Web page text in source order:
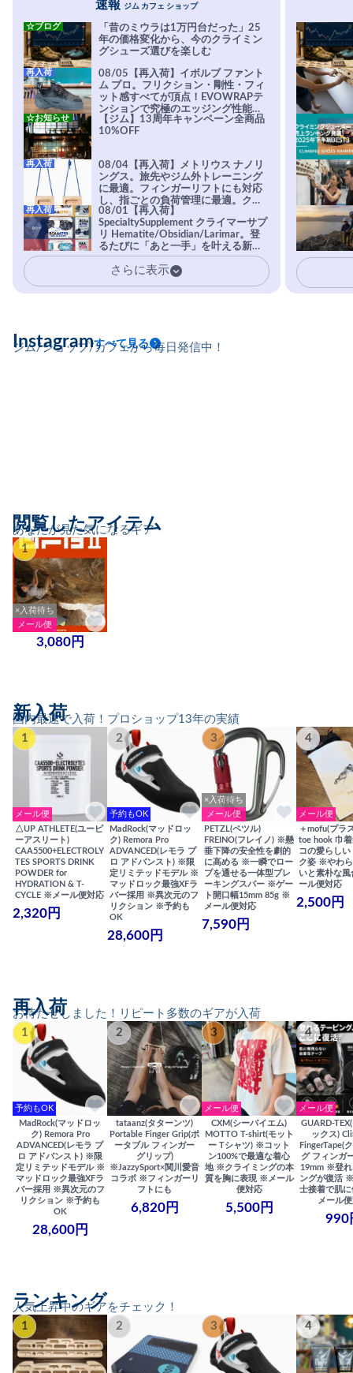
速報 ジム カフェ ショップ
「昔のミウラは1万円台だった」25
年の価格変化から、今のクライミン
グシューズ選びを楽しむ
☆ブログ
08/05【再入荷】イボルブ ファント
ム プロ。フリクション・剛性・フィ
ット感すべてが頂点！EVOWRAPテ
ンションで究極のエッジング性能を
実現。進化系ラバーEvo-74はTRAX
を凌駕する粘着力で極小ホールドに
再入荷
【ジム】13周年キャンペーン全商品
10%OFF
☆お知らせ
08/04【再入荷】メトリウス ナノリ
ングス。旅先やジム外トレーニング
に最適。フィンガーリフトにも対応
し、指ごとの負荷管理に最適。クラ
イマーの指を本気で鍛えるギア。
再入荷
08/01【再入荷】
SpecialtySupplement クライマーサプ
リ Hematite/Obsidian/Larimar。登
るたびに「あと一手」を叶える新習
慣。高強度・高頻度のトレーニング
に耐えられる体を目指すクライマー
に、圧倒的支持を受ける専用設計サ
プリ。
再入荷
さらに表示
ジム/ショップ/カフェから毎日発信中！
Instagramすべて見る
あなたが見た気になるギア
閲覧したアイテム
1
×入荷待ち
メール便
3,080円
国内最速で入荷！プロショップ13年の実績
新入荷
1
メール便
△UP ATHLETE(ユーピ
ーアスリート)
CAA5500+ELECTROLY
TES SPORTS DRINK
POWDER for
HYDRATION & T-
CYCLE ※メール便対応
2,320円
2
予約もOK
MadRock(マッドロッ
ク) Remora Pro
ADVANCED(レモラ プ
ロ アドバンスト) ※限
定リミテッドモデル ※
マッドロック最強XFラ
バー採用 ※異次元のフ
リクション ※予約も
OK
28,600円
3
×入荷待ち
メール便
PETZL(ペツル)
FREINO(フレイノ) ※懸
垂下降の安全性を劇的
に高める ※一瞬でロー
プを通せる一体型ブレ
ーキングスパー ※ゲー
ト開口幅15mm 85g ※
メール便対応
7,590円
4
メール便
＋mofu(プラ
toe hook 巾
コの愛らしい
ク姿 ※やわ
いと素朴な
ール便対応
2,500円
お待たせしました！リピート多数のギアが入荷
再入荷
1
予約もOK
MadRock(マッドロッ
ク) Remora Pro
ADVANCED(レモラ プ
ロ アドバンスト) ※限
定リミテッドモデル ※
マッドロック最強XFラ
バー採用 ※異次元のフ
リクション ※予約も
OK
28,600円
2
tataanz(タターンツ)
Portable Finger Grip(ポ
ータブル フィンガー
グリップ)
※JazzySport×関川愛音
コラボ ※フィンガーリ
フトにも
6,820円
3
メール便
CXM(シーバイエム)
MOTTO T-shirt(モット
ー Tシャツ) ※コット
ン100%で最適な着心
地 ※クライミングの本
質を胸に表現 ※メール
便対応
5,500円
4
メール便
GUARD-
ックス)
FingerTape(
グ フィンガ
19mm ※登れ
ングが復活
士接着で肌
メール
990
人気上昇中のギアをチェック！
ランキング
1 2 3 4